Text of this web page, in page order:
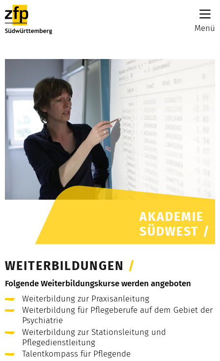
Menü
AKADEMIE
SÜDWEST /
WEITERBILDUNGEN /
Folgende Weiterbildungskurse werden angeboten
Weiterbildung zur Praxisanleitung
Weiterbildung für Pflegeberufe auf dem Gebiet der
Psychiatrie
Weiterbildung zur Stationsleitung und
Pflegedienstleitung
Talentkompass für Pflegende